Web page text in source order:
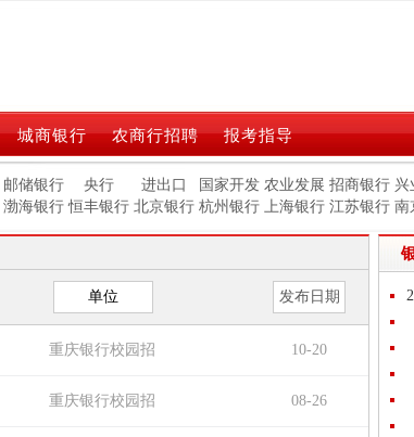
城商银行 农商行招聘 报考指导
邮储银行 央行 进出口 国家开发 农业发展 招商银行 兴
渤海银行 恒丰银行 北京银行 杭州银行 上海银行 江苏银行 南
单位 发布日期
重庆银行校园招
聘
10-20
重庆银行校园招 08-26
公
校
校
秋
秋